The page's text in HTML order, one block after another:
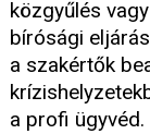
közgyűlés
bírósági
a szakértők
a profi ügyvéd.